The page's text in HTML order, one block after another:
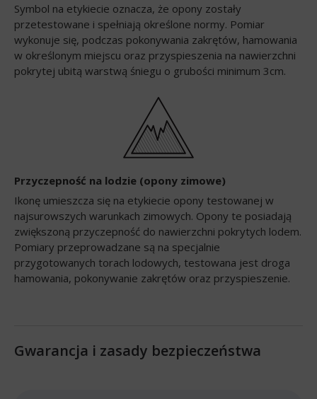
Symbol na etykiecie oznacza, że opony zostały
przetestowane i spełniają określone normy. Pomiar
wykonuje się, podczas pokonywania zakrętów, hamowania
w określonym miejscu oraz przyspieszenia na nawierzchni
pokrytej ubitą warstwą śniegu o grubości minimum 3cm.
Przyczepność na lodzie (opony zimowe)
Ikonę umieszcza się na etykiecie opony testowanej w
najsurowszych warunkach zimowych. Opony te posiadają
zwiększoną przyczepność do nawierzchni pokrytych lodem.
Pomiary przeprowadzane są na specjalnie
przygotowanych torach lodowych, testowana jest droga
hamowania, pokonywanie zakrętów oraz przyspieszenie.
Gwarancja i zasady bezpieczeństwa